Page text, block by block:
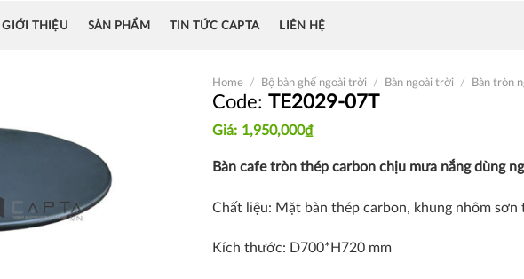
GIỚI THIỆU SẢN PHẨM TIN TỨC CAPTA LIÊN HỆ
Home / Bộ bàn ghế ngoài trời / Bàn ngoài trời / Bàn tròn
TE2029-07T
1,950,000₫
Bàn cafe tròn thép carbon chịu mưa nắng dùng
Chất liệu: Mặt bàn thép carbon, khung nhôm sơn
Kích thước: D700*H720 mm